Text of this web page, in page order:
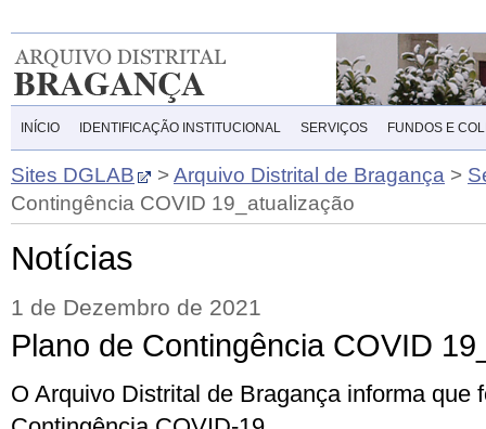
INÍCIO IDENTIFICAÇÃO INSTITUCIONAL SERVIÇOS FUNDOS E
Sites DGLAB >Arquivo Distrital de Bragança >
Contingência COVID 19_atualização
Notícias
1 de Dezembro de 2021
Plano de Contingência COVID
O Arquivo Distrital de Bragançainforma que